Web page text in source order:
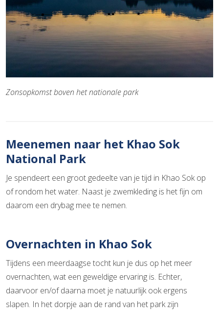
Zonsopkomst boven het nationale park
Meenemen naar het Khao Sok
National Park
Je spendeert een groot gedeelte van je tijd in Khao Sok op
of rondom het water. Naast je zwemkleding is het fijn om
daarom een drybag mee te nemen.
Overnachten in Khao Sok
Tijdens een meerdaagse tocht kun je dus op het meer
overnachten, wat een geweldige ervaring is. Echter,
daarvoor en/of daarna moet je natuurlijk ook ergens
slapen. In het dorpje aan de rand van het park zijn